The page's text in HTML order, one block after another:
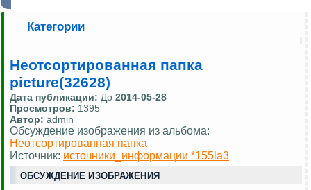
Категории
Неотсортированная папка
picture(32628)
Дата публикации: До 2014-05-28
Просмотров: 1395
Автор: admin
Обсуждение изображения из альбома:
Неотсортированная папка
Источник: источники_информации *155la3
ОБСУЖДЕНИЕ ИЗОБРАЖЕНИЯ